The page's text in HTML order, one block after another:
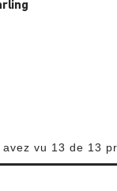
avez vu 13 de 13